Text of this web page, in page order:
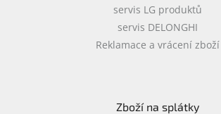
servis LG produktů
servis DELONGHI
Reklamace a vrácení zboží
Zboží na splátky